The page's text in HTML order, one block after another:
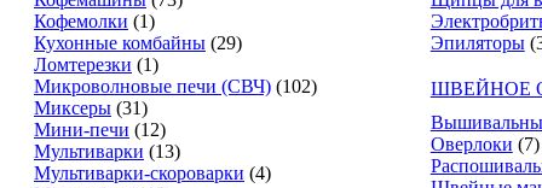
Кофемолки (1)
Кухонные комбайны (29)
Ломтерезки (1)
Микроволновые печи (СВЧ) (102)
Миксеры (31)
Мини-печи (12)
Мультиварки (13)
Мультиварки-скороварки (4)
Эпиляторы
ШВЕЙНОЕ
Оверлоки (7)